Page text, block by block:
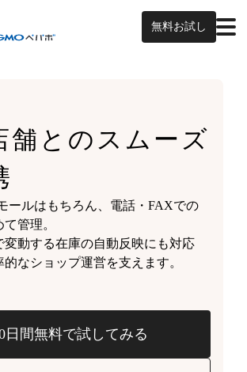
無料お試し
舗との スムーズ
ールはもちろん、 電話・FAXでの
管理。
変動する在庫の自動反映にも対応
的なショップ運営を支えます。
日間無料で試してみる